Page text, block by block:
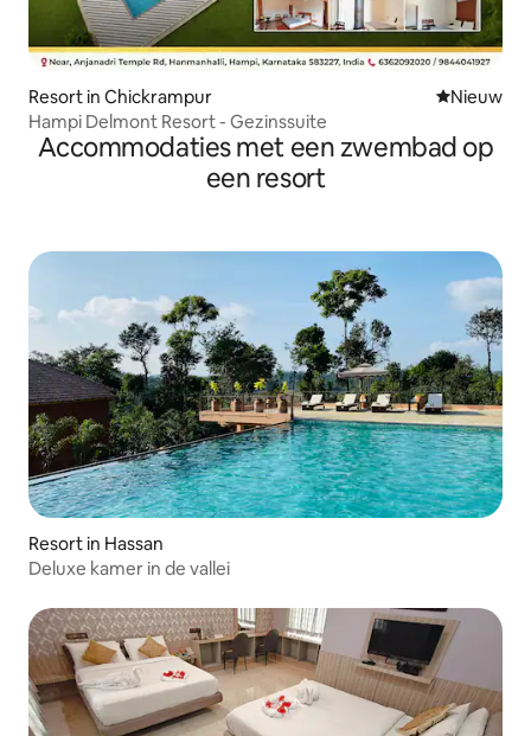
Resort in Chickrampur Nieuwe
Nieuw
Hampi Delmont Resort - Gezinssuite
Accommodaties met een zwembad op
een resort
Resort in Hassan
Deluxe kamer in de vallei